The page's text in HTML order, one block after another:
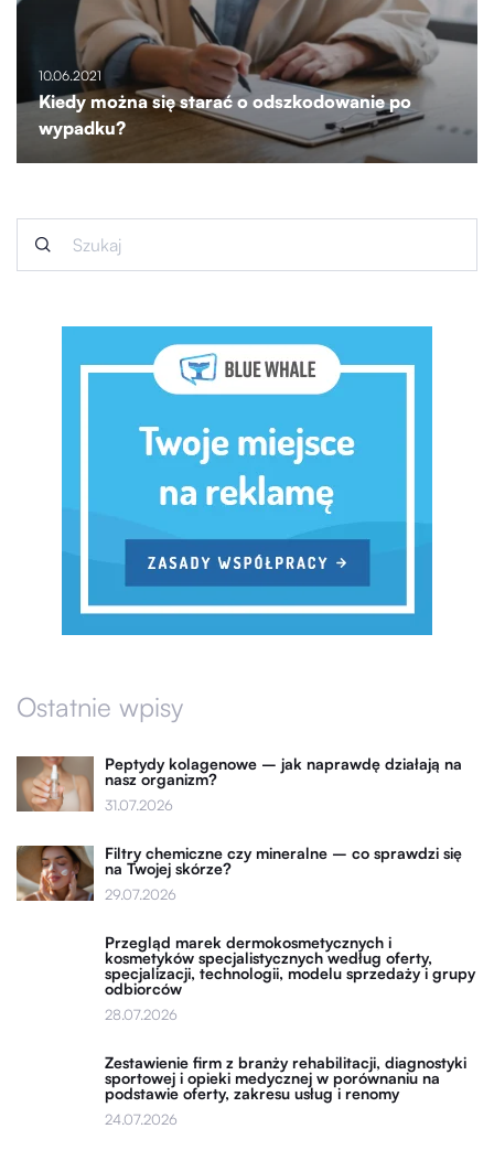
10.06.2021
Kiedy można się starać o odszkodowanie po
wypadku?
Ostatnie wpisy
Peptydy kolagenowe – jak naprawdę działają na
nasz organizm?
31.07.2026
Filtry chemiczne czy mineralne – co sprawdzi się
na Twojej skórze?
29.07.2026
Przegląd marek dermokosmetycznych i
kosmetyków specjalistycznych według oferty,
specjalizacji, technologii, modelu sprzedaży i grupy
odbiorców
28.07.2026
Zestawienie firm z branży rehabilitacji, diagnostyki
sportowej i opieki medycznej w porównaniu na
podstawie oferty, zakresu usług i renomy
24.07.2026